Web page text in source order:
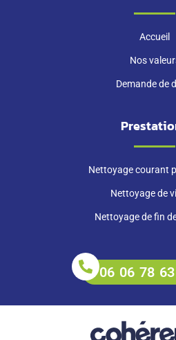
Accueil
Nos
Demande de
Nettoyage courant
Nettoyage de
Nettoyage de fin
06 06 78